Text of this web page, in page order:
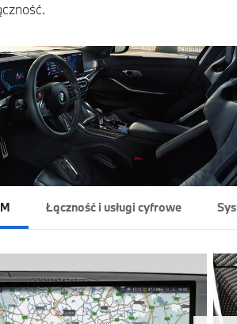
Łączność i usługi cyfrowe